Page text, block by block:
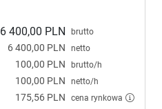
6 400,00 PLN brutto
6 400,00 PLN netto
100,00 PLN brutto/h
100,00 PLN netto/h
175,56 PLN cena rynkowa